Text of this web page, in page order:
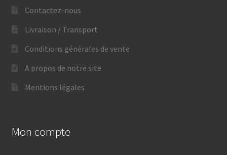
Contactez-nous
Livraison / Transport
Conditions générales de vente
A propos de notre site
Mentions légales
Mon compte